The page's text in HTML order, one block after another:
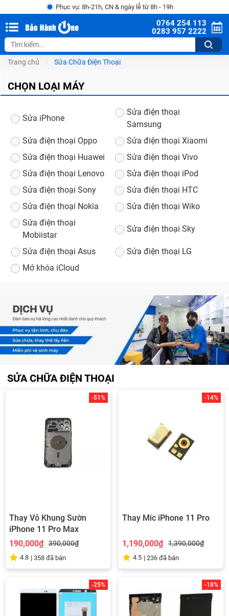
Phục vụ: 8h-21h, CN & ngày lễ từ 8h - 19h
0764 254 113
0283 957 2222
Trang chủ Sửa Chữa Điện Thoại
CHỌN LOẠI MÁY
Sửa iPhone
Sửa điện thoại
Samsung
Sửa điện thoại Oppo
Sửa điện thoại Xiaomi
Sửa điện thoại Huawei
Sửa điện thoại Vivo
Sửa điện thoại Lenovo
Sửa điện thoại iPod
Sửa điện thoại Sony
Sửa điện thoại HTC
Sửa điện thoại Nokia
Sửa điện thoại Wiko
Sửa điện thoại
Mobiistar
Sửa điện thoại Sky
Sửa điện thoại Asus
Sửa điện thoại LG
Mở khóa iCloud
SỬA CHỮA ĐIỆN THOẠI
-51%
Thay Vỏ Khung Sườn
iPhone 11 Pro Max
190,000₫
390,000₫
4.8 | 358 đã bán
-14%
Thay Mic iPhone 11 Pro
1,190,000₫ 1,390,000₫
4.5 | 236 đã bán
-25% -18%